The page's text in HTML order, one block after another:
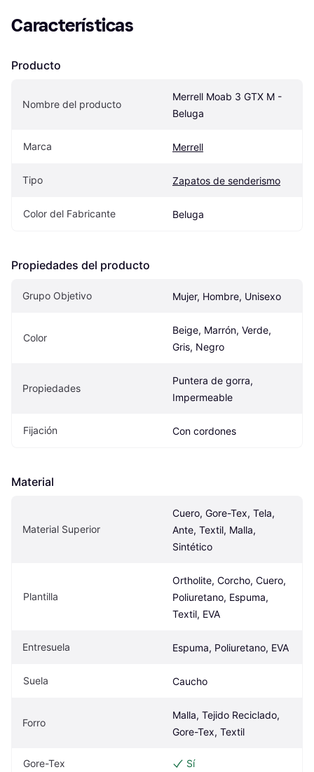
Características
Producto
Nombre del producto
Merrell Moab 3 GTX M -
Beluga
Marca Merrell
Tipo Zapatos de senderismo
Color del Fabricante Beluga
Propiedades del producto
Grupo Objetivo Mujer, Hombre, Unisexo
Color
Beige, Marrón, Verde,
Gris, Negro
Propiedades
Puntera de gorra,
Impermeable
Fijación Con cordones
Material
Material Superior
Cuero, Gore-Tex, Tela,
Ante, Textil, Malla,
Sintético
Plantilla
Ortholite, Corcho, Cuero,
Poliuretano, Espuma,
Textil, EVA
Entresuela Espuma, Poliuretano, EVA
Suela Caucho
Forro
Malla, Tejido Reciclado,
Gore-Tex, Textil
Gore-Tex Sí